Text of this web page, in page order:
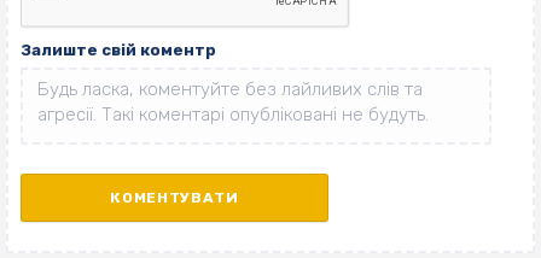
Залиште свій коментр